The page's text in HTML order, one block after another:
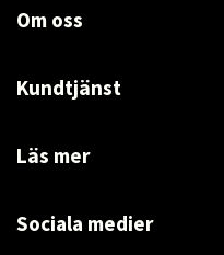
Om oss
Kundtjänst
Läs mer
Sociala medier